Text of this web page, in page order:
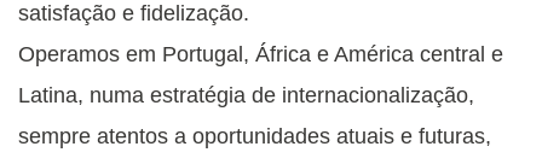
satisfação e fidelização.
Operamos em Portugal, África e América central e
Latina, numa estratégia de internacionalização,
sempre atentos a oportunidades atuais e futuras,